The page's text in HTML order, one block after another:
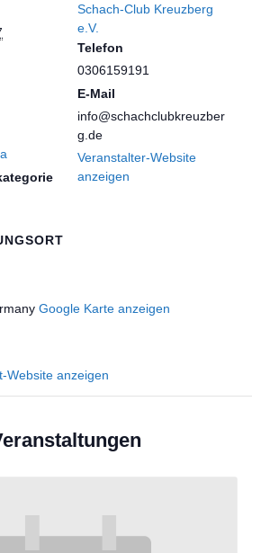
Google Karte anzeigen
Website anzeigen
Schach-Club Kreuzberg
e.V.
Telefon
0306159191
E-Mail
info@schachclubkreuzber
g.de
Veranstalter-Website
anzeigen